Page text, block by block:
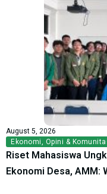
August 5, 2026
Ekonomi, Opini &
Riset Mahasiswa
Ekonomi Desa, AMM: